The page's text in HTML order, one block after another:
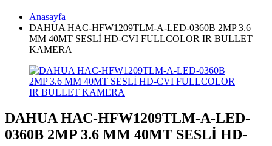
Anasayfa
DAHUA HAC-HFW1209TLM-A-LED-0360B 2MP 3.6
MM 40MT SESLİ HD-CVI FULLCOLOR IR BULLET
KAMERA
DAHUA HAC-HFW1209TLM-A-LED-
0360B 2MP 3.6 MM 40MT SESLİ HD-